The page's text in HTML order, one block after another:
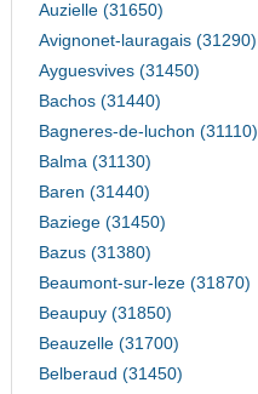
Auzielle (31650)
Avignonet-lauragais (31290)
Ayguesvives (31450)
Bachos (31440)
Bagneres-de-luchon (31110)
Balma (31130)
Baren (31440)
Baziege (31450)
Bazus (31380)
Beaumont-sur-leze (31870)
Beaupuy (31850)
Beauzelle (31700)
Belberaud (31450)